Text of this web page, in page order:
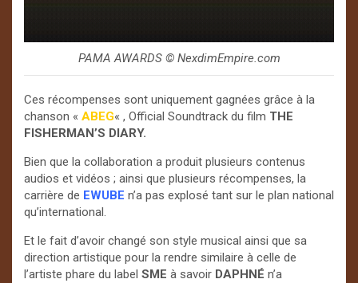
PAMA AWARDS © NexdimEmpire.com
Ces récompenses sont uniquement gagnées grâce à la
chanson « ABEG« , Official Soundtrack du film THE
FISHERMAN’S DIARY.
Bien que la collaboration a produit plusieurs contenus
audios et vidéos ; ainsi que plusieurs récompenses, la
carrière de EWUBE n’a pas explosé tant sur le plan national
qu’international.
Et le fait d’avoir changé son style musical ainsi que sa
direction artistique pour la rendre similaire à celle de
l’artiste phare du label SME à savoir DAPHNÉ n’a